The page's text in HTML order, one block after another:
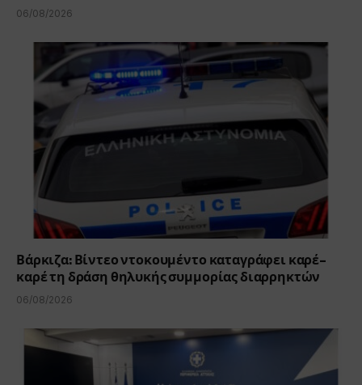
06/08/2026
Βάρκιζα: Βίντεο ντοκουμέντο καταγράφει καρέ-
καρέ τη δράση θηλυκής συμμορίας διαρρηκτών
06/08/2026